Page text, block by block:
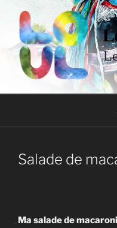
Salade de
Ma salade de